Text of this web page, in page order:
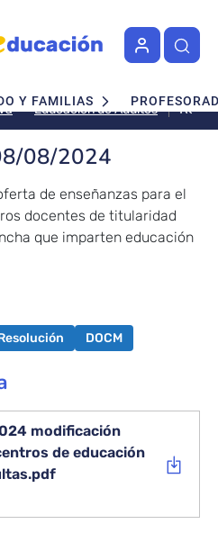
Y FAMILIAS
Educación de Adultos
de
08/2024
de enseñanzas para el
docentes de titularidad
que imparten educación
DOCM
modificación
de educación